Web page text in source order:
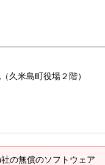
米島町役場２階）
の無償のソフトウェア